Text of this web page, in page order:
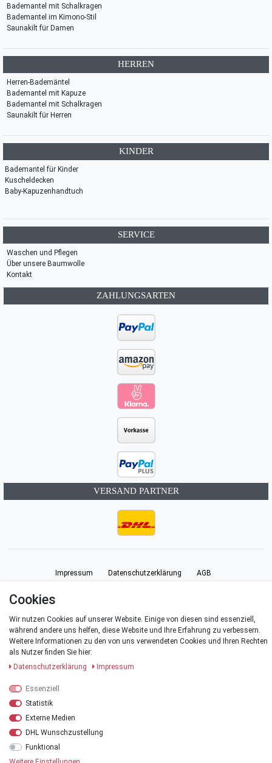
Bademantel mit Schalkragen
Bademantel im Kimono-Stil
Saunakilt für Damen
HERREN
Herren-Bademäntel
Bademantel mit Kapuze
Bademantel mit Schalkragen
Saunakilt für Herren
KINDER
Bademantel für Kinder
Kuscheldecken
Baby-Kapuzenhandtuch
SERVICE
Waschen und Pflegen
Über unsere Baumwolle
Kontakt
ZAHLUNGSARTEN
VERSAND PARTNER
Impressum Daten­schutz­erklärung AGB
Barrierefreiheitserklärung
Kontakt
*Alle Preise verstehen sich inklusive der Mehrwertsteuer, zuzüglich der
**Versandkostenfrei innerhalb Deutschlands ab einem Warenwert von 20 €
Cookies
Wir nutzen Cookies auf unserer Website. Einige von diesen sind essenziell,
während andere uns helfen, diese Website und Ihre Erfahrung zu verbessern.
Weitere Informationen zu den von uns verwendeten Cookies und Ihren Rechten
als Nutzer finden Sie hier:
Daten­schutz­erklärung
Impressum
Essenziell
Statistik
Externe Medien
DHL Wunschzustellung
Funktional